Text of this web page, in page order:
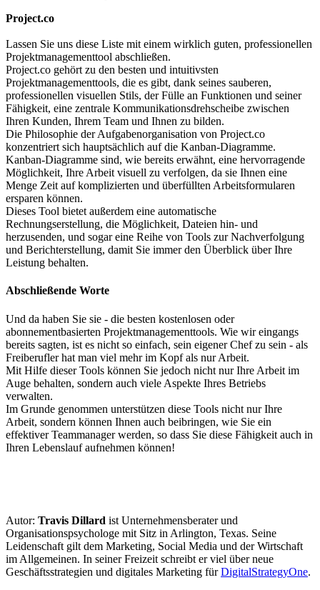
Project.co
Lassen Sie uns diese Liste mit einem wirklich guten, professionellen
Projektmanagementtool abschließen.
Project.co gehört zu den besten und intuitivsten
Projektmanagementtools, die es gibt, dank seines sauberen,
professionellen visuellen Stils, der Fülle an Funktionen und seiner
Fähigkeit, eine zentrale Kommunikationsdrehscheibe zwischen
Ihren Kunden, Ihrem Team und Ihnen zu bilden.
Die Philosophie der Aufgabenorganisation von Project.co
konzentriert sich hauptsächlich auf die Kanban-Diagramme.
Kanban-Diagramme sind, wie bereits erwähnt, eine hervorragende
Möglichkeit, Ihre Arbeit visuell zu verfolgen, da sie Ihnen eine
Menge Zeit auf komplizierten und überfüllten Arbeitsformularen
ersparen können.
Dieses Tool bietet außerdem eine automatische
Rechnungserstellung, die Möglichkeit, Dateien hin- und
herzusenden, und sogar eine Reihe von Tools zur Nachverfolgung
und Berichterstellung, damit Sie immer den Überblick über Ihre
Leistung behalten.
Abschließende Worte
Und da haben Sie sie - die besten kostenlosen oder
abonnementbasierten Projektmanagementtools. Wie wir eingangs
bereits sagten, ist es nicht so einfach, sein eigener Chef zu sein - als
Freiberufler hat man viel mehr im Kopf als nur Arbeit.
Mit Hilfe dieser Tools können Sie jedoch nicht nur Ihre Arbeit im
Auge behalten, sondern auch viele Aspekte Ihres Betriebs
verwalten.
Im Grunde genommen unterstützen diese Tools nicht nur Ihre
Arbeit, sondern können Ihnen auch beibringen, wie Sie ein
effektiver Teammanager werden, so dass Sie diese Fähigkeit auch in
Ihren Lebenslauf aufnehmen können!
Autor: Travis Dillard ist Unternehmensberater und
Organisationspsychologe mit Sitz in Arlington, Texas. Seine
Leidenschaft gilt dem Marketing, Social Media und der Wirtschaft
im Allgemeinen. In seiner Freizeit schreibt er viel über neue
Geschäftsstrategien und digitales Marketing fürDigitalStrategyOne.